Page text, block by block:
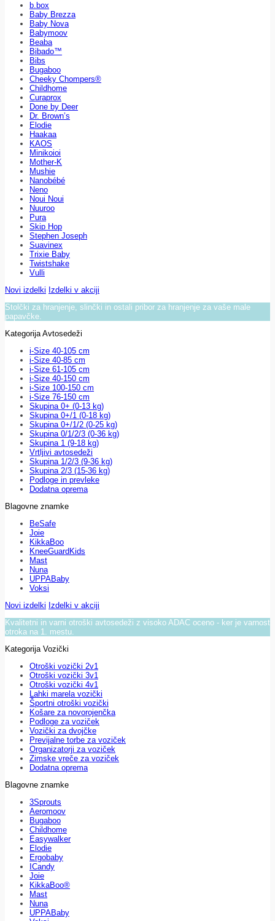
b.box
Baby Brezza
Baby Nova
Babymoov
Beaba
Bibado™
Bibs
Bugaboo
Cheeky Chompers®
Childhome
Curaprox
Done by Deer
Dr. Brown’s
Elodie
Haakaa
KAOS
Minikoioi
Mother-K
Mushie
Nanobébé
Neno
Noui Noui
Nuuroo
Pura
Skip Hop
Stephen Joseph
Suavinex
Trixie Baby
Twistshake
Vulli
Novi izdelki Izdelki v akciji
Stolčki za hranjenje, slinčki in ostali pribor za hranjenje za vaše male
papavčke.
Kategorija Avtosedeži
i-Size 40-105 cm
i-Size 40-85 cm
i-Size 61-105 cm
i-Size 40-150 cm
i-Size 100-150 cm
i-Size 76-150 cm
Skupina 0+ (0-13 kg)
Skupina 0+/1 (0-18 kg)
Skupina 0+/1/2 (0-25 kg)
Skupina 0/1/2/3 (0-36 kg)
Skupina 1 (9-18 kg)
Vrtljivi avtosedeži
Skupina 1/2/3 (9-36 kg)
Skupina 2/3 (15-36 kg)
Podloge in prevleke
Dodatna oprema
Blagovne znamke
BeSafe
Joie
KikkaBoo
KneeGuardKids
Mast
Nuna
UPPABaby
Voksi
Novi izdelki Izdelki v akciji
Kvalitetni in varni otroški avtosedeži z visoko ADAC oceno - ker je varnost
otroka na 1. mestu.
Kategorija Vozički
Otroški vozički 2v1
Otroški vozički 3v1
Otroški vozički 4v1
Lahki marela vozički
Športni otroški vozički
Košare za novorojenčka
Podloge za voziček
Vozički za dvojčke
Previjalne torbe za voziček
Organizatorji za voziček
Zimske vreče za voziček
Dodatna oprema
Blagovne znamke
3Sprouts
Aeromoov
Bugaboo
Childhome
Easywalker
Elodie
Ergobaby
ICandy
Joie
KikkaBoo®
Mast
Nuna
UPPABaby